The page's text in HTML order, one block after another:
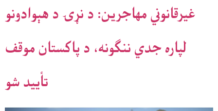
غیرقانوني مهاجرین: د نړۍ د هېوادونو
لپاره جدي ننګونه، د پاکستان موقف
تأیید شو